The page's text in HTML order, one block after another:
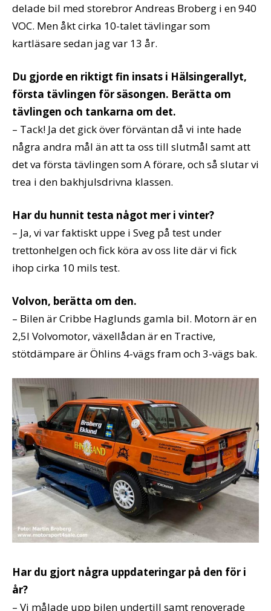
delade bil med storebror Andreas Broberg i en 940
VOC. Men åkt cirka 10-talet tävlingar som
kartläsare sedan jag var 13 år.
Du gjorde en riktigt fin insats i Hälsingerallyt,
första tävlingen för säsongen. Berätta om
tävlingen och tankarna om det.
– Tack! Ja det gick över förväntan då vi inte hade
några andra mål än att ta oss till slutmål samt att
det va första tävlingen som A förare, och så slutar vi
trea i den bakhjulsdrivna klassen.
Har du hunnit testa något mer i vinter?
– Ja, vi var faktiskt uppe i Sveg på test under
trettonhelgen och fick köra av oss lite där vi fick
ihop cirka 10 mils test.
Volvon, berätta om den.
– Bilen är Cribbe Haglunds gamla bil. Motorn är en
2,5l Volvomotor, växellådan är en Tractive,
stötdämpare är Öhlins 4-vägs fram och 3-vägs bak.
Har du gjort några uppdateringar på den för i
år?
– Vi målade upp bilen undertill samt renoverade